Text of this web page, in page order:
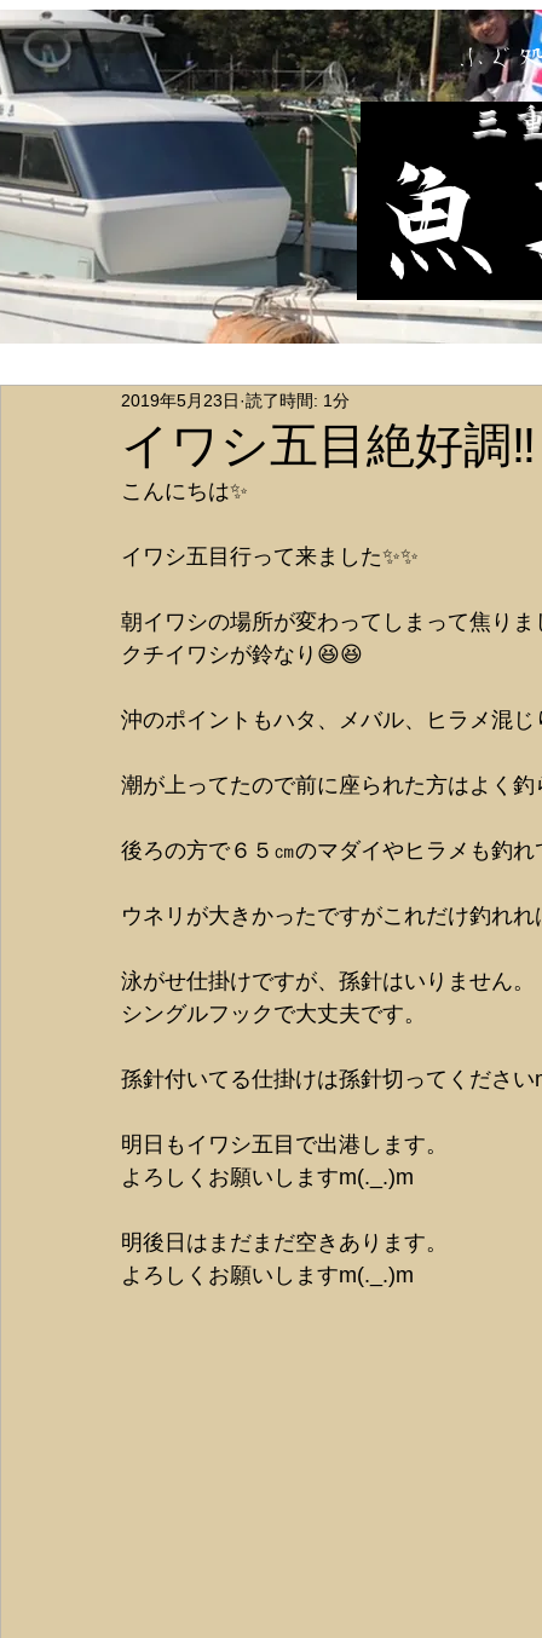
ふぐ
三重
イワシ五目絶好調‼️
2019年5月23日 読了時間: 1分
こんにちは✨
イワシ五目行って来ました✨✨
朝イワシの場所が変わってしまって焦り
クチイワシが鈴なり😆😆
沖のポイントもハタ、メバル、ヒラメ混
潮が上ってたので前に座られた方はよく
後ろの方で６５㎝のマダイやヒラメも釣
ウネリが大きかったですがこれだけ釣れ
泳がせ仕掛けですが、孫針はいりません。
シングルフックで大丈夫です。
孫針付いてる仕掛けは孫針切ってください
明日もイワシ五目で出港します。
よろしくお願いしますm(._.)m
明後日はまだまだ空きあります。
よろしくお願いしますm(._.)m